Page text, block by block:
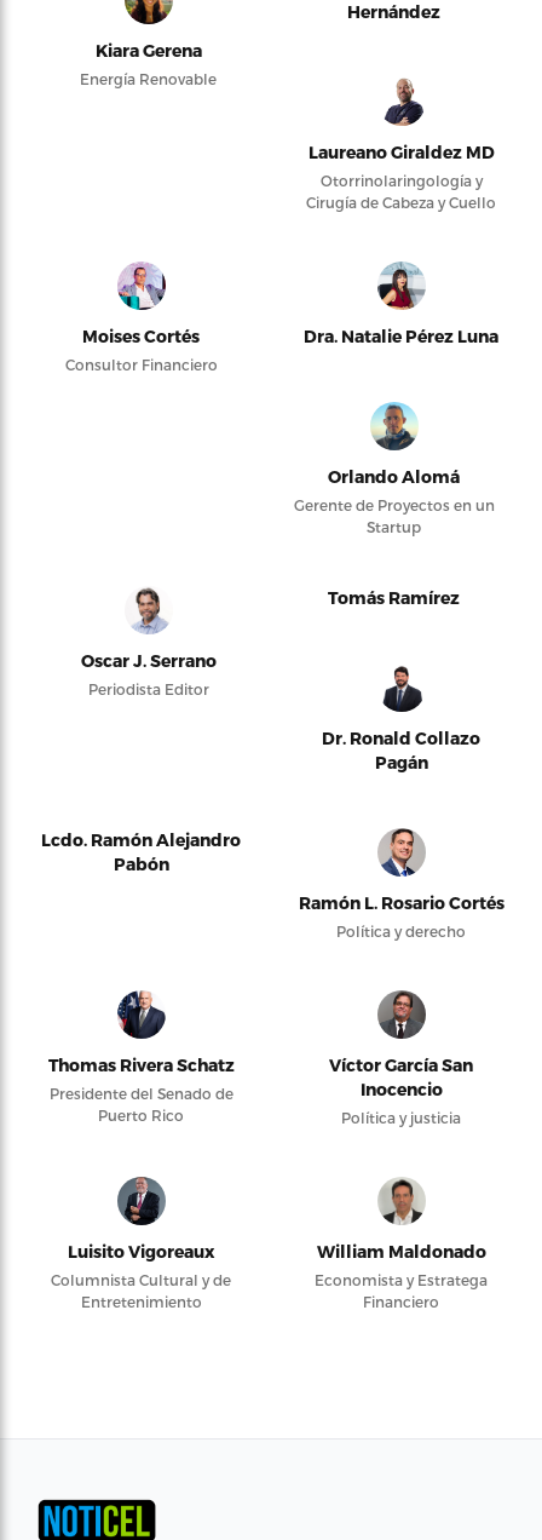
Kiara Gerena
Energía Renovable
Hernández
Laureano Giraldez MD
Otorrinolaringología y
Cirugía de Cabeza y Cuello
Moises Cortés
Consultor Financiero
Dra. Natalie Pérez Luna
Orlando Alomá
Gerente de Proyectos en un
Startup
Oscar J. Serrano
Periodista Editor
Tomás Ramírez
Dr. Ronald Collazo
Pagán
Lcdo. Ramón Alejandro
Pabón
Ramón L. Rosario Cortés
Política y derecho
Thomas Rivera Schatz
Presidente del Senado de
Puerto Rico
Víctor García San
Inocencio
Política y justicia
Luisito Vigoreaux
Columnista Cultural y de
Entretenimiento
William Maldonado
Economista y Estratega
Financiero